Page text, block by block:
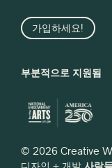
가입하세요!
부분적으로 지원됨
© 2026 Creative